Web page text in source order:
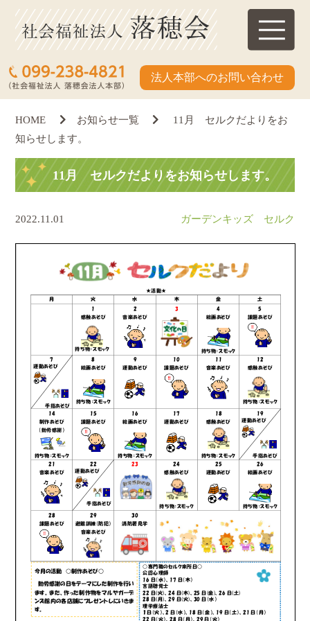
法人本部へのお問い合わせ
HOME お知らせ一覧
11月 セルクだよりをお
知らせします。
11月 セルクだよりをお知らせします。
ガーデンキッズ セルク
2022.11.01